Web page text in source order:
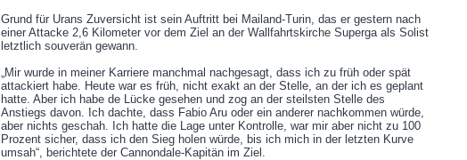
Grund für Urans Zuversicht ist sein Auftritt bei Mailand-Turin, das er gestern nach
einer Attacke 2,6 Kilometer vor dem Ziel an der Wallfahrtskirche Superga als Solist
letztlich souverän gewann.
„Mir wurde in meiner Karriere manchmal nachgesagt, dass ich zu früh oder spät
attackiert habe. Heute war es früh, nicht exakt an der Stelle, an der ich es geplant
hatte. Aber ich habe de Lücke gesehen und zog an der steilsten Stelle des
Anstiegs davon. Ich dachte, dass Fabio Aru oder ein anderer nachkommen würde,
aber nichts geschah. Ich hatte die Lage unter Kontrolle, war mir aber nicht zu 100
Prozent sicher, dass ich den Sieg holen würde, bis ich mich in der letzten Kurve
umsah“, berichtete der Cannondale-Kapitän im Ziel.